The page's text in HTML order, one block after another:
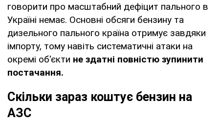
говорити про масштабний дефіцит пального в
Україні немає. Основні обсяги бензину та
дизельного пального країна отримує завдяки
імпорту, тому навіть систематичні атаки на
окремі об'єкти не здатні повністю зупинити
постачання.
Скільки зараз коштує бензин на
АЗС